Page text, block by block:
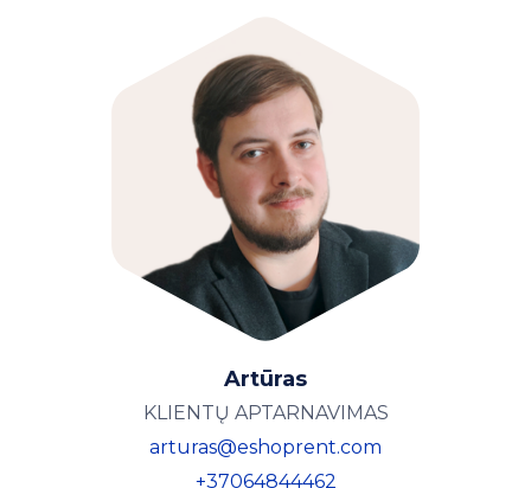
Artūras
KLIENTŲ APTARNAVIMAS
arturas@eshoprent.com
+37064844462